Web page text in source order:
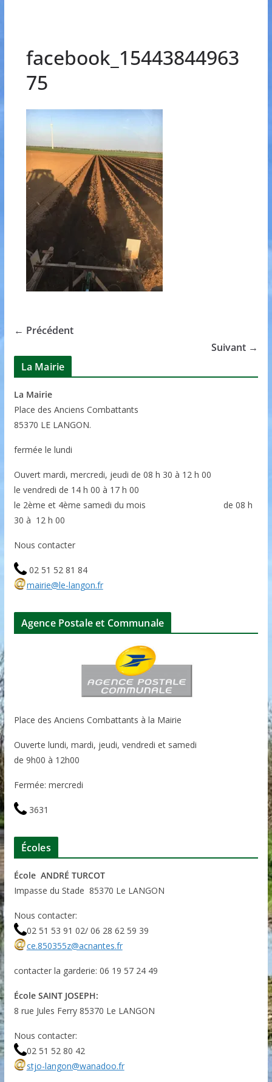
facebook_15443844963
75
← Précédent
Suivant →
La Mairie
La Mairie
Place des Anciens Combattants
85370 LE LANGON.
fermée le lundi
Ouvert mardi, mercredi, jeudi de 08 h 30 à 12 h 00
le vendredi de 14 h 00 à 17 h 00
le 2ème et 4ème samedi du mois de 08 h
30 à 12 h 00
Nous contacter
02 51 52 81 84
mairie@le-langon.fr
Agence Postale et Communale
Place des Anciens Combattants à la Mairie
Ouverte lundi, mardi, jeudi, vendredi et samedi
de 9h00 à 12h00
Fermée: mercredi
3631
Écoles
École ANDRÉ TURCOT
Impasse du Stade 85370 Le LANGON
Nous contacter:
02 51 53 91 02/ 06 28 62 59 39
ce.850355z@acnantes.fr
contacter la garderie: 06 19 57 24 49
École SAINT JOSEPH:
8 rue Jules Ferry 85370 Le LANGON
Nous contacter:
02 51 52 80 42
stjo-langon@wanadoo.fr